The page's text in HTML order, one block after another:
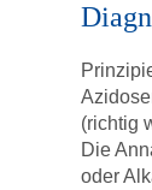
(richtig
Die
oder